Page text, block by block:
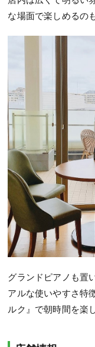
な場面で楽しめるの
グランドピアノも置
アルな使いやすさ特
ルク』で朝時間を楽